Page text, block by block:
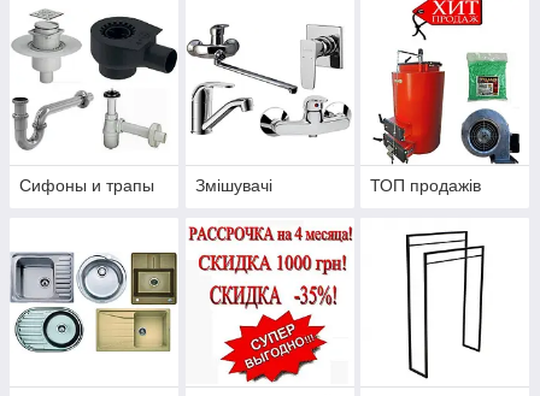
Сифоны и трапы Змішувачі ТОП продажів